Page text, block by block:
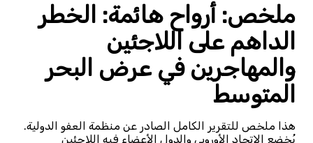
ملخص: أرواح هائمة: الخطر
الداهم على اللاجئين
والمهاجرين في عرض البحر
المتوسط
هذا ملخص للتقرير الكامل الصادر عن منظمة العفو الدولية.
يُخضع الاتحاد الأوروبي والدول الأعضاء فيه اللاجئين